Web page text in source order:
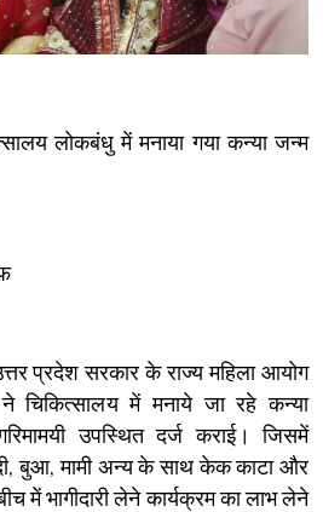
लोकबंधु में मनाया गया कन्या जन्म
ब्यूरो चीफ
प्रदेश सरकार के राज्य महिला आयोग
ने चिकित्सालय में मनाये जा रहे कन्या
उपस्थित दर्ज कराई। जिसमें
बुआ, मामी अन्य के साथ केक काटा और
में भागीदारी लेने कार्यक्रम का लाभ लेने